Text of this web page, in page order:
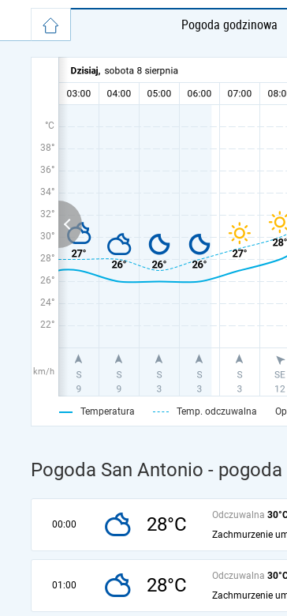
Pogoda godzinowa
°C
38°
36°
34°
32°
30°
28°
26°
24°
22°
km/h
Temperatura Temp. odczuwalna
Pogoda San Antonio -
00:00 28°C Odczuwalna
Zachmurzenie
01:00 28°C Odczuwalna
Zachmurzenie